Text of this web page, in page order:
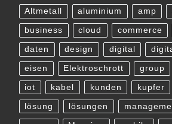
Altmetall aluminium amp
business cloud commerce
daten design digital
eisen Elektroschrott group
iot kabel kunden kupfer
lösung lösungen